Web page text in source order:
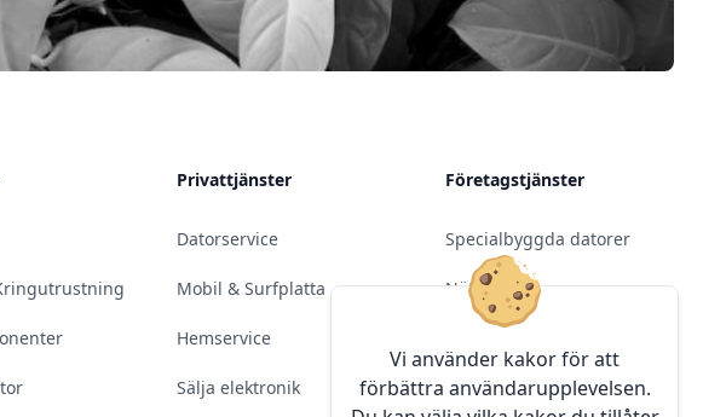
Vi använder kakor för att
förbättra användarupplevelsen.
Privattjänster
Datorservice
Mobil & Surfplatta
Hemservice
Sälja elektronik
Företagstjänster
Specialbyggda datorer
Nätverk
Programvara